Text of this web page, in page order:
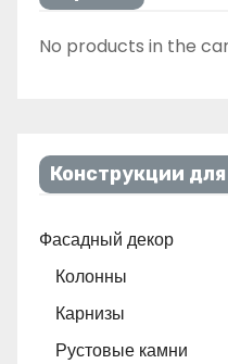
No products in the
Конструкции
Фасадный декор
Колонны
Карнизы
Рустовые камни